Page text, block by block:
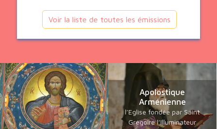
Voir la liste de toutes les émissions
Apolostique
Arménienne
l’Eglise fondée par Saint
Grégoire l’Illuminateur